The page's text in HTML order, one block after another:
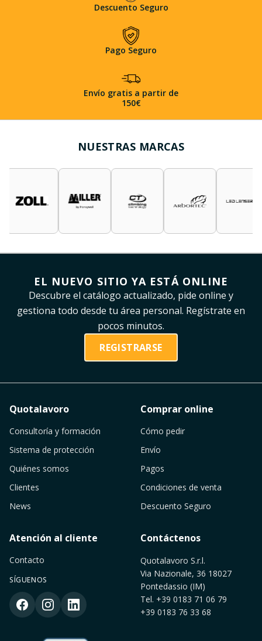
Descuento Seguro
Pago Seguro
Envío gratis a partir de
150€
NUESTRAS MARCAS
EL NUEVO SITIO YA ESTÁ ONLINE
Descubre el catálogo actualizado, pide online y
gestiona todo desde tu área personal. Regístrate en
pocos minutos.
REGISTRARSE
Quotalavoro
Consultoría y formación
Sistema de protección
Quiénes somos
Clientes
News
Comprar online
Cómo pedir
Envío
Pagos
Condiciones de venta
Descuento Seguro
Atención al cliente
Contacto
SÍGUENOS
Contáctenos
Quotalavoro S.r.l.
Via Nazionale, 36 18027
Pontedassio (IM)
Tel. +39 0183 71 06 79
+39 0183 76 33 68